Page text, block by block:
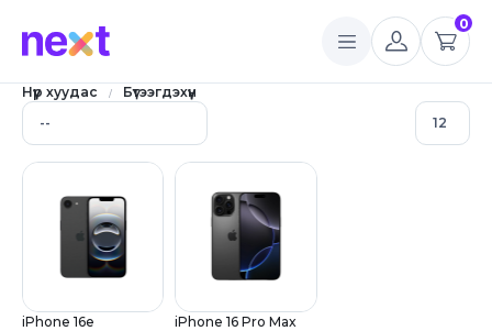
0
Нүүр хуудас Бүтээгдэхүүн
iPhone 16e iPhone 16 Pro Max